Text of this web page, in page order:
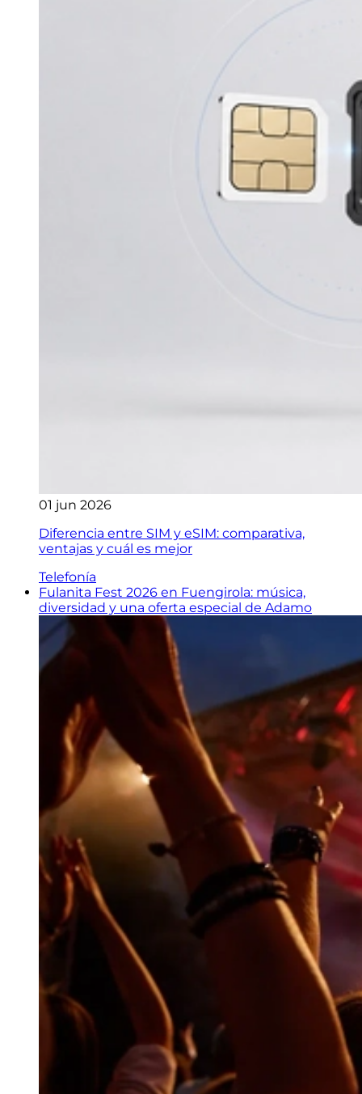
01 jun 2026
Diferencia entre SIM y eSIM: comparativa,
ventajas y cuál es mejor
Telefonía
Fulanita Fest 2026 en Fuengirola: música,
diversidad y una oferta especial de Adamo